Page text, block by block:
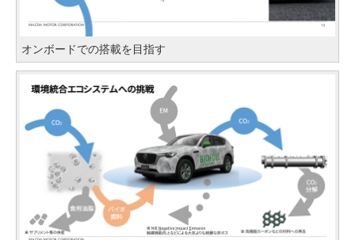
オンボードでの搭載を目指す